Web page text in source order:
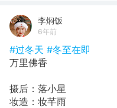
李焖饭
6年前
#过冬天 #冬至在即
万里佛香
摄后：落小星
妆造：妆芊雨